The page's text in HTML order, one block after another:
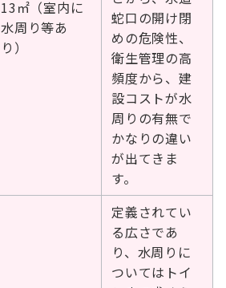
13㎡（室内に
水周り等あ
り）
蛇口の開け閉
めの危険性、
衛生管理の高
頻度から、建
設コストが水
周りの有無で
かなりの違い
が出てきま
す。
定義されてい
る広さであ
り、水周りに
ついてはトイ